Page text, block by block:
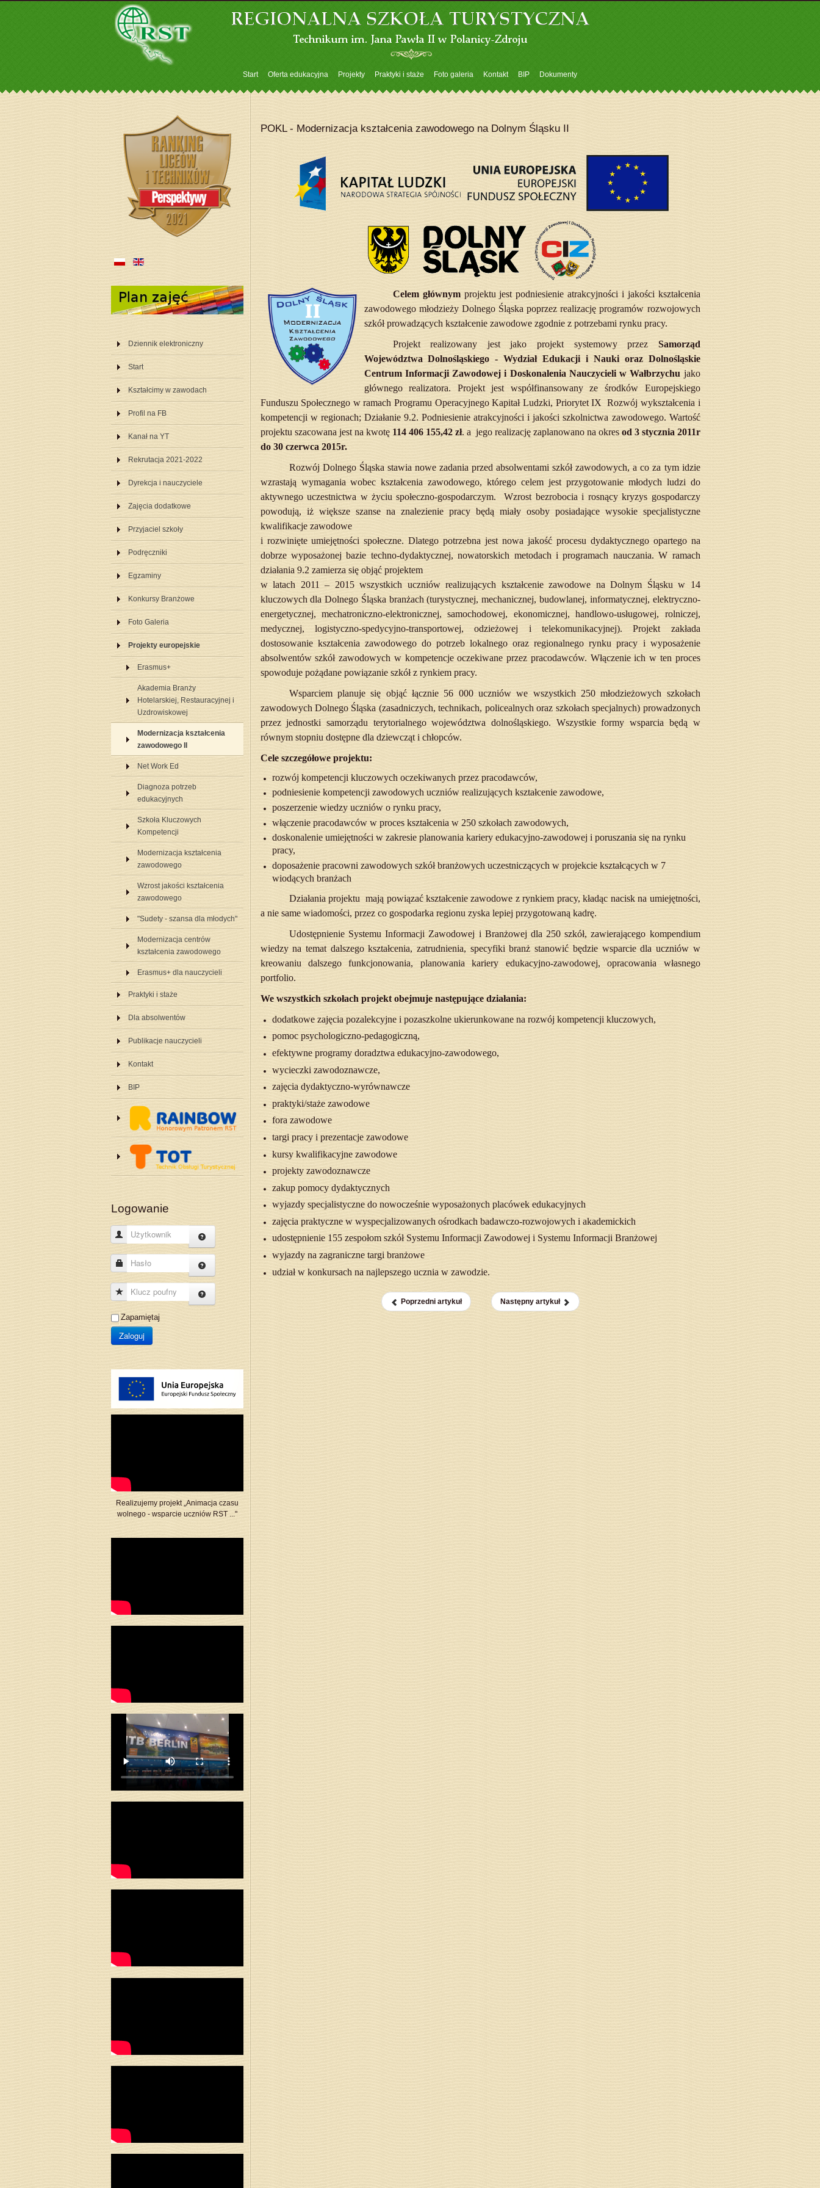
Start Oferta edukacyjna Projekty Praktyki i staże Foto galeria Kontakt BIP Dokumenty
POKL - Modernizacja kształcenia zawodowego na Dolnym Śląsku II
Celem głównymprojektu jest podniesienie atrakcyjności i jakości kształcenia
zawodowego młodzieży Dolnego Śląska poprzez realizację programów rozwojowych
szkół prowadzących kształcenie zawodowe zgodnie z potrzebami rynku pracy.
Projekt realizowany jest jako projekt systemowy przez Samorząd
Województwa Dolnośląskiego - Wydział Edukacji i Nauki oraz Dolnośląskie
Centrum Informacji Zawodowej i Doskonalenia Nauczycieli w Wałbrzychujako
głównego realizatora. Projekt jest współfinansowany ze środków Europejskiego
Funduszu Społecznego w ramach Programu Operacyjnego Kapitał Ludzki, Priorytet IX Rozwój wykształcenia i
kompetencji w regionach; Działanie 9.2. Podniesienie atrakcyjności i jakości szkolnictwa zawodowego. Wartość
projektu szacowana jest na kwotę 114 406 155,42 zł. a jego realizację zaplanowano na okresod 3 stycznia 2011r
do 30 czerwca 2015r.
Rozwój Dolnego Śląska stawia nowe zadania przed absolwentami szkół zawodowych, a co za tym idzie
wzrastają wymagania wobec kształcenia zawodowego, którego celem jest przygotowanie młodych ludzi do
aktywnego uczestnictwa w życiu społeczno-gospodarczym. Wzrost bezrobocia i rosnący kryzys gospodarczy
powodują, iż większe szanse na znalezienie pracy będą miały osoby posiadające wysokie specjalistyczne
kwalifikacje zawodowe
i rozwinięte umiejętności społeczne. Dlatego potrzebna jest nowa jakość procesu dydaktycznego opartego na
dobrze wyposażonej bazie techno-dydaktycznej, nowatorskich metodach i programach nauczania. W ramach
działania 9.2 zamierza się objąć projektem
w latach 2011 – 2015 wszystkich uczniów realizujących kształcenie zawodowe na Dolnym Śląskuw 14
kluczowych dla Dolnego Śląska branżach (turystycznej, mechanicznej, budowlanej, informatycznej, elektryczno-
energetycznej, mechatroniczno-elektronicznej, samochodowej, ekonomicznej, handlowo-usługowej, rolniczej,
medycznej, logistyczno-spedycyjno-transportowej, odzieżowej i telekomunikacyjnej). Projekt zakłada
dostosowanie kształcenia zawodowego do potrzeb lokalnego oraz regionalnego rynku pracy i wyposażenie
absolwentów szkół zawodowych w kompetencje oczekiwane przez pracodawców. Włączenie ich w ten proces
spowoduje pożądane powiązanie szkół z rynkiem pracy.
Wsparciem planuje się objąć łącznie 56 000 uczniów we wszystkich 250 młodzieżowych szkołach
zawodowych Dolnego Śląska (zasadniczych, technikach, policealnych oraz szkołach specjalnych) prowadzonych
przez jednostki samorządu terytorialnego województwa dolnośląskiego. Wszystkie formy wsparcia będą w
równym stopniu dostępne dla dziewcząt i chłopców.
Cele szczegółowe projektu:
rozwój kompetencji kluczowych oczekiwanych przez pracodawców,
podniesienie kompetencji zawodowych uczniów realizujących kształcenie zawodowe,
poszerzenie wiedzy uczniów o rynku pracy,
włączenie pracodawców w proces kształcenia w 250 szkołach zawodowych,
doskonalenie umiejętności w zakresie planowania kariery edukacyjno-zawodowej i poruszania się na rynku
pracy,
doposażenie pracowni zawodowych szkół branżowych uczestniczących w projekcie kształcących w 7
wiodących branżach
Działania projektu mają powiązać kształcenie zawodowe z rynkiem pracy, kładąc nacisk na umiejętności,
a nie same wiadomości, przez co gospodarka regionu zyska lepiej przygotowaną kadrę.
Udostępnienie Systemu Informacji Zawodowej i Branżowej dla 250 szkół, zawierającego kompendium
wiedzy na temat dalszego kształcenia, zatrudnienia, specyfiki branż stanowić będzie wsparcie dla uczniów w
kreowaniu dalszego funkcjonowania, planowania kariery edukacyjno-zawodowej, opracowania własnego
portfolio.
We wszystkich szkołach projekt obejmuje następujące działania:
dodatkowe zajęcia pozalekcyjne i pozaszkolne ukierunkowane na rozwój kompetencji kluczowych,
pomoc psychologiczno-pedagogiczną,
efektywne programy doradztwa edukacyjno-zawodowego,
wycieczki zawodoznawcze,
zajęcia dydaktyczno-wyrównawcze
praktyki/staże zawodowe
fora zawodowe
targi pracy i prezentacje zawodowe
kursy kwalifikacyjne zawodowe
projekty zawodoznawcze
zakup pomocy dydaktycznych
wyjazdy specjalistyczne do nowocześnie wyposażonych placówek edukacyjnych
zajęcia praktyczne w wyspecjalizowanych ośrodkach badawczo-rozwojowych i akademickich
udostępnienie 155 zespołom szkół Systemu Informacji Zawodowej i Systemu Informacji Branżowej
wyjazdy na zagraniczne targi branżowe
udział w konkursach na najlepszego ucznia w zawodzie.
Poprzedni artykuł Następny artykuł
Dziennik elektroniczny
Start
Kształcimy w zawodach
Profil na FB
Kanał na YT
Rekrutacja 2021-2022
Dyrekcja i nauczyciele
Zajęcia dodatkowe
Przyjaciel szkoły
Podręczniki
Egzaminy
Konkursy Branżowe
Foto Galeria
Projekty europejskie
Erasmus+
Akademia Branży
Hotelarskiej, Restauracyjnej i
Uzdrowiskowej
Modernizacja kształcenia
zawodowego II
Net Work Ed
Diagnoza potrzeb
edukacyjnych
Szkoła Kluczowych
Kompetencji
Modernizacja kształcenia
zawodowego
Wzrost jakości kształcenia
zawodowego
"Sudety - szansa dla młodych"
Modernizacja centrów
kształcenia zawodowego
Erasmus+ dla nauczycieli
Praktyki i staże
Dla absolwentów
Publikacje nauczycieli
Kontakt
BIP
Logowanie
Użytkownik
Hasło
Klucz poufny
Zapamiętaj
Zaloguj
Realizujemy projekt „Animacja czasu
wolnego - wsparcie uczniów RST ..."